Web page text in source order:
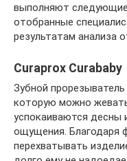
выполняют
отобранные
результатам анализа
Curaprox Curababy
Зубной
которую можно
успокаиваются десны
ощущения. Благодаря
перехватывать